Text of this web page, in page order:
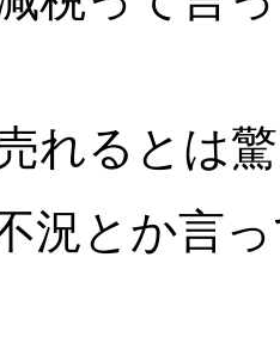
れるとは
況とか言